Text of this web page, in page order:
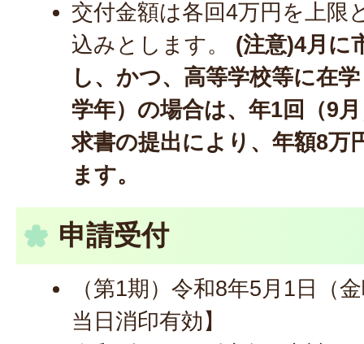
交付金額は各回4万円を上限
込みとします。
(注意)4月に
し、かつ、高等学校等に在
学年）の場合は、年1回（9
求書の提出により、年額8万
ます。
申請受付
（第1期）令和8年5月1日（
当日消印有効】